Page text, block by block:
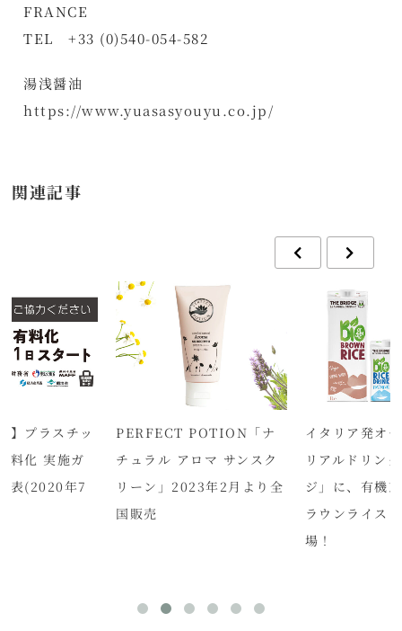
FRANCE
TEL +33 (0)540-054-582
湯浅醤油
https://www.yuasasyouyu.co.jp/
関連記事
】プラスチッ
料化 実施ガ
表(2020年7
PERFECT POTION「ナ
チュラル アロマ サンスク
リーン」2023年2月より全
国販売
イタリア発オ
リアルドリン
ジ」に、有機
ラウンライス
場！